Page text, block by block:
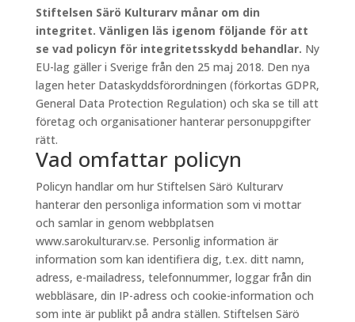
Stiftelsen Särö Kulturarv månar om din
integritet. Vänligen läs igenom följande för att
se vad policyn för integritetsskydd behandlar. Ny
EU-lag gäller i Sverige från den 25 maj 2018. Den nya
lagen heter Dataskyddsförordningen (förkortas GDPR,
General Data Protection Regulation) och ska se till att
företag och organisationer hanterar personuppgifter
rätt.
Vad omfattar policyn
Policyn handlar om hur Stiftelsen Särö Kulturarv
hanterar den personliga information som vi mottar
och samlar in genom webbplatsen
www.sarokulturarv.se. Personlig information är
information som kan identifiera dig, t.ex. ditt namn,
adress, e-mailadress, telefonnummer, loggar från din
webbläsare, din IP-adress och cookie-information och
som inte är publikt på andra ställen. Stiftelsen Särö